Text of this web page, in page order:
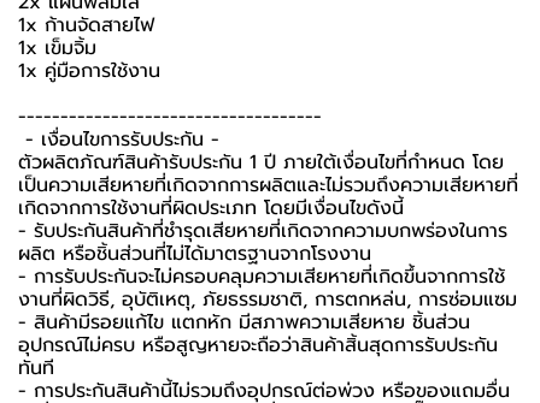
1x ก้านจัดสายไฟ
1x เข็มจิ้ม
1x คู่มือการใช้งาน
------------------------------------
-️ เงื่อนไขการรับประกัน -️
ตัวผลิตภัณฑ์สินค้ารับประกัน 1 ปี ภายใต้เงื่อนไขที่กำหนด โดย
เป็นความเสียหายที่เกิดจากการผลิตและไม่รวมถึงความเสียหายที่
เกิดจากการใช้งานที่ผิดประเภท โดยมีเงื่อนไขดังนี้
- รับประกันสินค้าที่ชำรุดเสียหายที่เกิดจากความบกพร่องในการ
ผลิต หรือชิ้นส่วนที่ไม่ได้มาตรฐานจากโรงงาน
- การรับประกันจะไม่ครอบคลุมความเสียหายที่เกิดขึ้นจากการใช้
งานที่ผิดวิธี, อุบัติเหตุ, ภัยธรรมชาติ, การตกหล่น, การซ่อมแซม
- สินค้ามีรอยแก้ไข แตกหัก มีสภาพความเสียหาย ชิ้นส่วน
อุปกรณ์ไม่ครบ หรือสูญหายจะถือว่าสินค้าสิ้นสุดการรับประกัน
ทันที
- การประกันสินค้านี้ไม่รวมถึงอุปกรณ์ต่อพ่วง หรือของแถมอื่น